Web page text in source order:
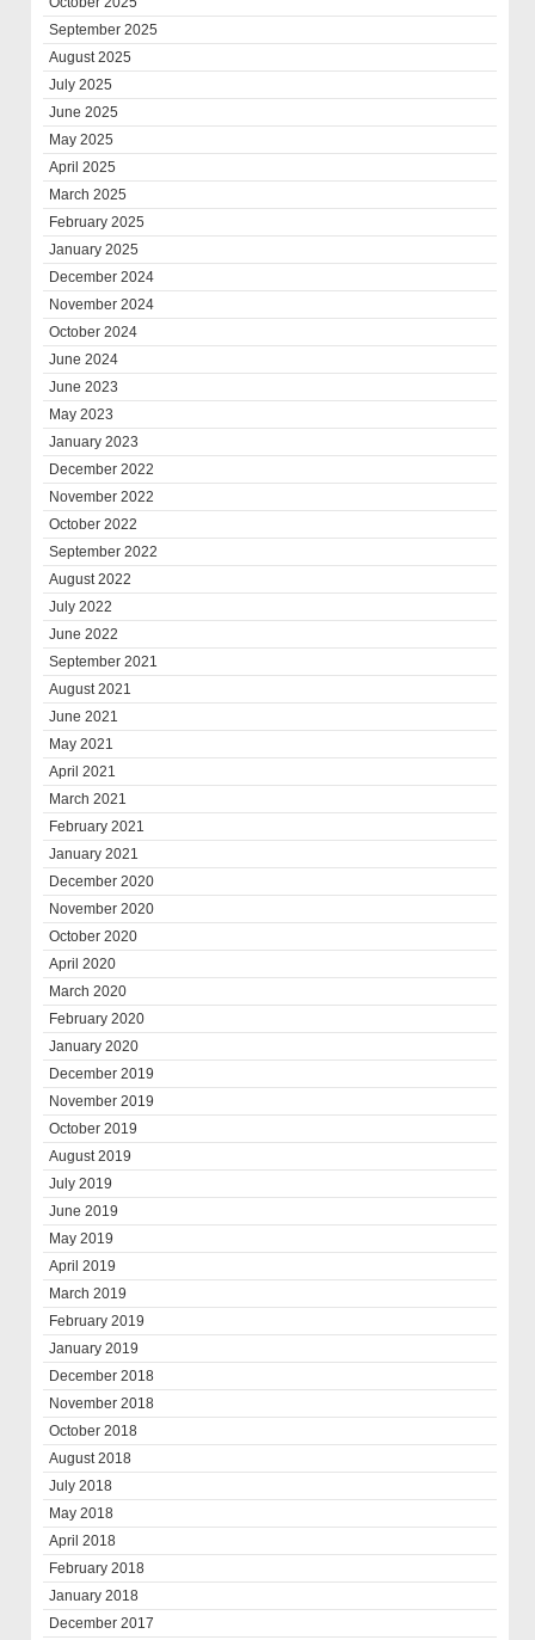
September 2025
August 2025
July 2025
June 2025
May 2025
April 2025
March 2025
February 2025
January 2025
December 2024
November 2024
October 2024
June 2024
June 2023
May 2023
January 2023
December 2022
November 2022
October 2022
September 2022
August 2022
July 2022
June 2022
September 2021
August 2021
June 2021
May 2021
April 2021
March 2021
February 2021
January 2021
December 2020
November 2020
October 2020
April 2020
March 2020
February 2020
January 2020
December 2019
November 2019
October 2019
August 2019
July 2019
June 2019
May 2019
April 2019
March 2019
February 2019
January 2019
December 2018
November 2018
October 2018
August 2018
July 2018
May 2018
April 2018
February 2018
January 2018
December 2017